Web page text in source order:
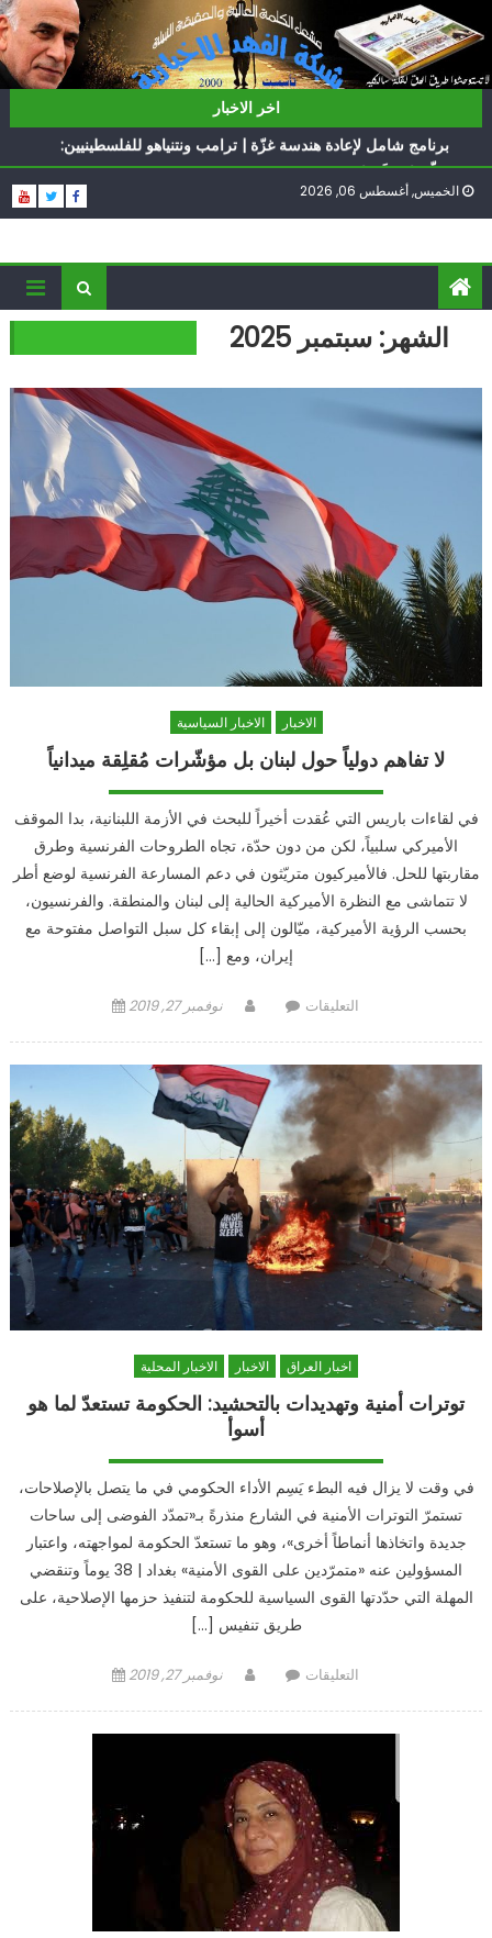
to
content
اخر الاخبار
ناشطة أمريكية يهودية تدعو الدول العربية لوقف التطبيع
أيّ تحدّيات يواجهها حزب الله؟
برنامج شامل لإعادة هندسة غزّة | ترامب ونتنياهو للفلسطينيين:
سلّموا تسلَموا
الغرب يدفن اتفاقاً وُلد ميتاً | إيران تحت العقوبات: جاهزون
للمواجهة
أيّ تحدّيات يواجهها حزب الله؟
الخميس, أغسطس 06, 2026
الشهر: سبتمبر 2025
الاخبار الاخبار السياسية
لا تفاهم دولياً حول لبنان بل مؤشّرات مُقلِقة ميدانياً
في لقاءات باريس التي عُقدت أخيراً للبحث في الأزمة اللبنانية، بدا الموقف
الأميركي سلبياً، لكن من دون حدّة، تجاه الطروحات الفرنسية وطرق
مقاربتها للحل. فالأميركيون متريّثون في دعم المسارعة الفرنسية لوضع أطر
لا تتماشى مع النظرة الأميركية الحالية إلى لبنان والمنطقة. والفرنسيون،
بحسب الرؤية الأميركية، ميّالون إلى إبقاء كل سبل التواصل مفتوحة مع
إيران، ومع […]
Posted نوفمبر 27, 2019 Authorالتعليقاتعلى
حول
بل
مؤشّرات
مُقلِقة
ميدانياً
مغلقة
اخبار العراق الاخبار الاخبار المحلية
توترات أمنية وتهديدات بالتحشيد: الحكومة تستعدّ لما هو
أسوأ
في وقت لا يزال فيه البطء يَسِم الأداء الحكومي في ما يتصل بالإصلاحات،
تستمرّ التوترات الأمنية في الشارع منذرةً بـ«تمدّد الفوضى إلى ساحات
جديدة واتخاذها أنماطاً أخرى»، وهو ما تستعدّ الحكومة لمواجهته، واعتبار
المسؤولين عنه «متمرّدين على القوى الأمنية» بغداد | 38 يوماً وتنقضي
المهلة التي حدّدتها القوى السياسية للحكومة لتنفيذ حزمها الإصلاحية، على
طريق تنفيس […]
Posted نوفمبر 27, 2019 Authorالتعليقاتعلى
الحكومة
تستعدّ
أسوأ
مغلقة